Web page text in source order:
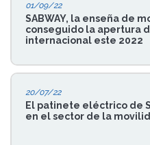
01/09/22
SABWAY, la enseña de
conseguido la apertura
internacional este 2022
20/07/22
El patinete eléctrico de
en el sector de la